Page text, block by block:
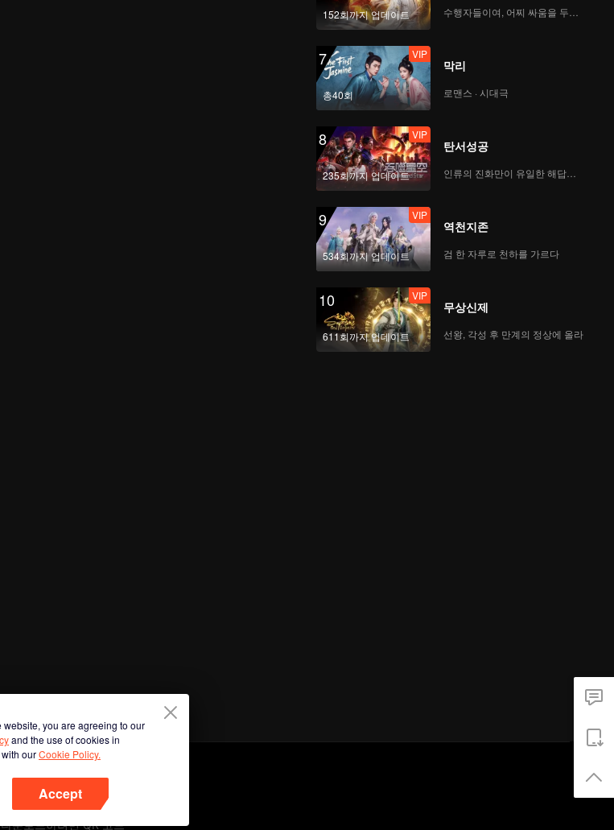
VIP
152회까지 업데이트
7
총40회
VIP
막리
로맨스 · 시대극
8
235회까지 업데이트
VIP
탄서성공
인류의 진화만이 유일한 해답이다
9
534회까지 업데이트
VIP
역천지존
검 한 자루로 천하를 가르다
10
611회까지 업데이트
VIP
무상신제
선왕, 각성 후 만계의 정상에 올라
website, you are agreeing to our
and the use of cookies in
ourCookie Policy.
Accept
운로드하려면 QR 코드